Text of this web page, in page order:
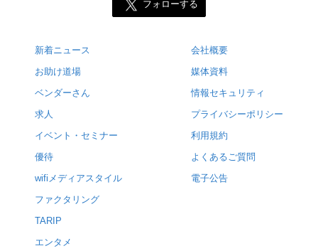
フォローする
新着ニュース
お助け道場
ベンダーさん
求人
イベント・セミナー
優待
wifiメディアスタイル
ファクタリング
TARIP
エンタメ
会社概要
媒体資料
情報セキュリティ
プライバシーポリシー
利用規約
よくあるご質問
電子公告